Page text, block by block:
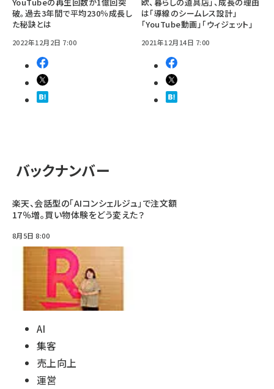
破。過去3年間で平均230％成長し
た秘訣とは
2022年12月2日 7:00
は「導線のシームレス設計」
「YouTube動画」「ウィジェット」
2021年12月14日 7:00
バックナンバー
楽天、会話型の「AIコンシェルジュ」で注文額
17％増。買い物体験をどう変えた？
8月5日 8:00
AI
集客
売上向上
運営